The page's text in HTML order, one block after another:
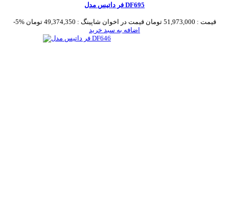
فر داتیس مدل DF695
-5% قیمت : 51,973,000 تومان قیمت در اخوان شاپینگ : 49,374,350 تومان
اضافه به سبد خرید